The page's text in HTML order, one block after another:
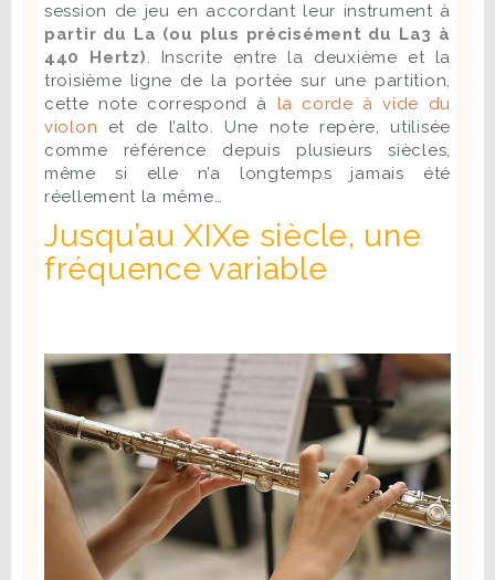
session de jeu en accordant leur instrument à
partir du La (ou plus précisément du La3 à
440 Hertz). Inscrite entre la deuxième et la
troisième ligne de la portée sur une partition,
cette note correspond à la corde à vide du
violon et de l’alto. Une note repère, utilisée
comme référence depuis plusieurs siècles,
même si elle n’a longtemps jamais été
réellement la même…
Jusqu’au XIXe siècle, une
fréquence variable